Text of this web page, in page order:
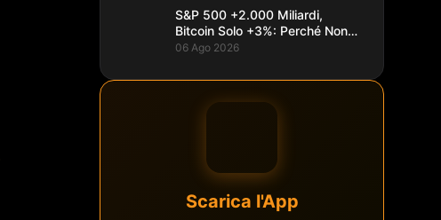
S&P 500 +2.000 Miliardi,
Bitcoin Solo +3%: Perché Non
Segue
06 Ago 2026
Scarica l'App